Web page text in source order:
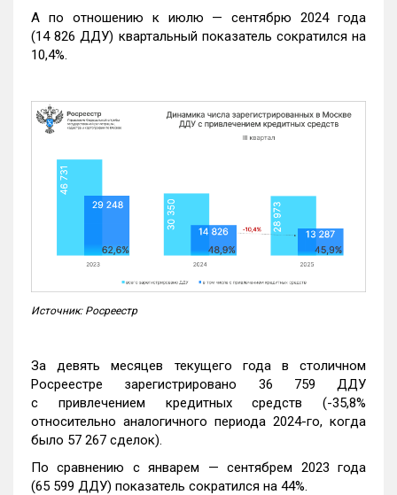
А по отношению к июлю — сентябрю 2024 года
(14 826 ДДУ) квартальный показатель сократился на
10,4%.
Источник: Росреестр
За девять месяцев текущего года в столичном
Росреестре зарегистрировано 36 759 ДДУ
с привлечением кредитных средств (-35,8%
относительно аналогичного периода 2024-го, когда
было 57 267 сделок).
По сравнению с январем — сентябрем 2023 года
(65 599 ДДУ) показатель сократился на 44%.